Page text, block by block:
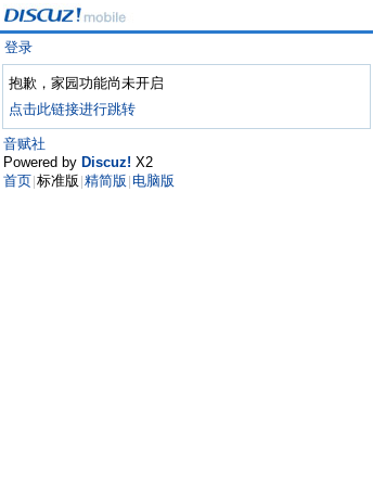
登录
抱歉，家园功能尚未开启
点击此链接进行跳转
音赋社
Powered by Discuz! X2
首页 标准版 精简版 电脑版